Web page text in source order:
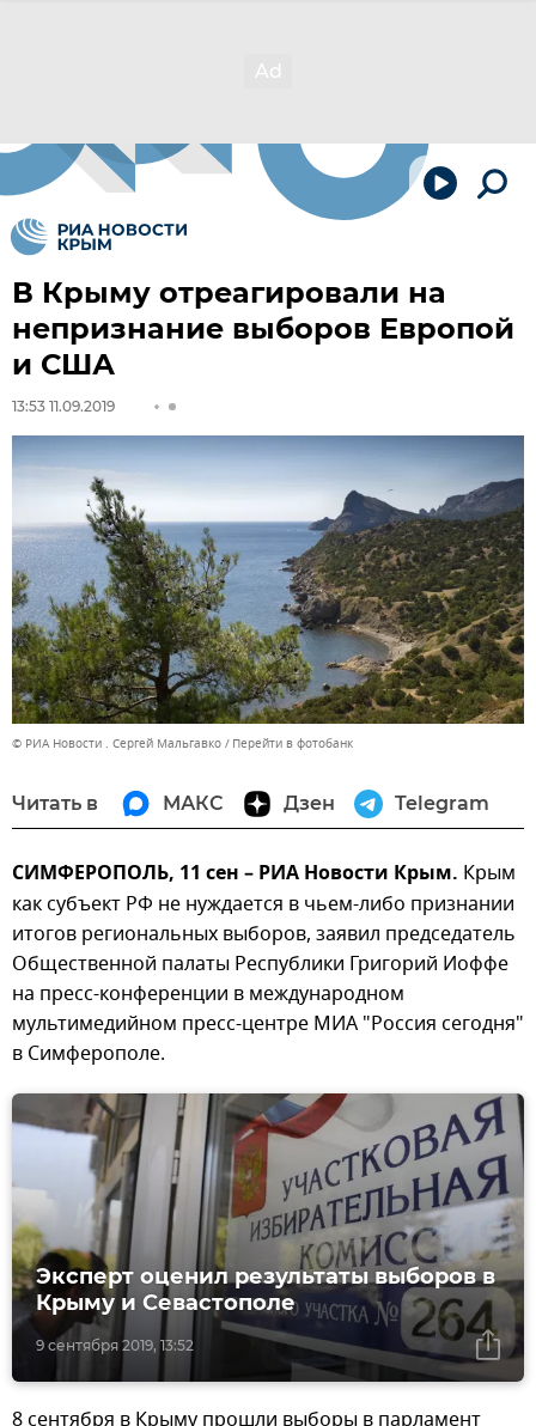
В Крыму отреагировали на
непризнание выборов Европой
и США
13:53 11.09.2019
© РИА Новости . Сергей Мальгавко Перейти в фотобанк
Читать в МАКС Дзен Telegram
СИМФЕРОПОЛЬ, 11 сен – РИА Новости Крым. Крым
как субъект РФ не нуждается в чьем-либо признании
итогов региональных выборов, заявил председатель
Общественной палаты Республики Григорий Иоффе
на пресс-конференции в международном
мультимедийном пресс-центре МИА "Россия сегодня"
в Симферополе.
9 сентября 2019, 13:52
Эксперт оценил результаты выборов в
Крыму и Севастополе
8 сентября в Крыму прошли выборы в парламент